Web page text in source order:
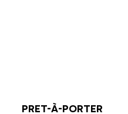
PRET-À-PORTER